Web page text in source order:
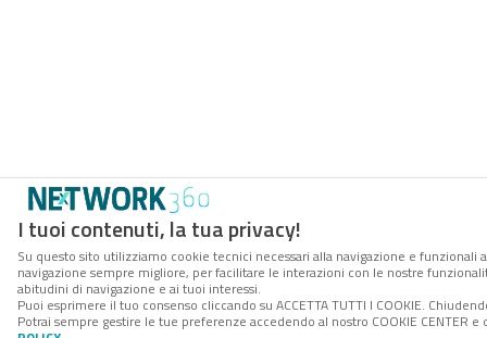
I tuoi contenuti, la tua privacy!
Su questo sito utilizziamo cookie tecnici necessari alla navigazione e
navigazione sempre migliore, per facilitare le interazioni con le nostre
abitudini di navigazione e ai tuoi interessi.
Puoi esprimere il tuo consenso cliccando su ACCETTA TUTTI I COOKIE.
Potrai sempre gestire le tue preferenze accedendo al nostro COOKIE